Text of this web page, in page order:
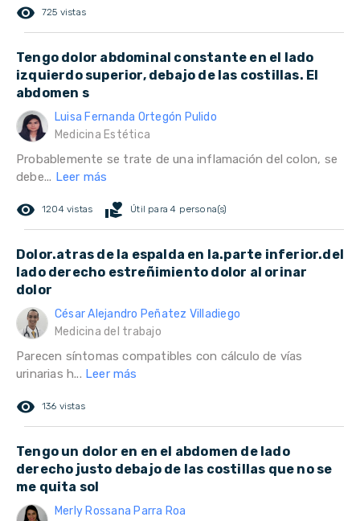
remove_red_eye 725 vistas
Tengo dolor abdominal constante en el lado
izquierdo superior, debajo de las costillas. El
abdomen s
Luisa Fernanda Ortegón Pulido
Medicina Estética
Probablemente se trate de una inflamación del colon, se
debe... Leer más
remove_red_eye 1204 vistas volunteer_activism Útil para 4 persona(s)
Dolor.atras de la espalda en la.parte inferior.del
lado derecho estreñimiento dolor al orinar
dolor
César Alejandro Peñatez Villadiego
Medicina del trabajo
Parecen síntomas compatibles con cálculo de vías
urinarias h... Leer más
remove_red_eye 136 vistas
Tengo un dolor en en el abdomen de lado
derecho justo debajo de las costillas que no se
me quita sol
Merly Rossana Parra Roa